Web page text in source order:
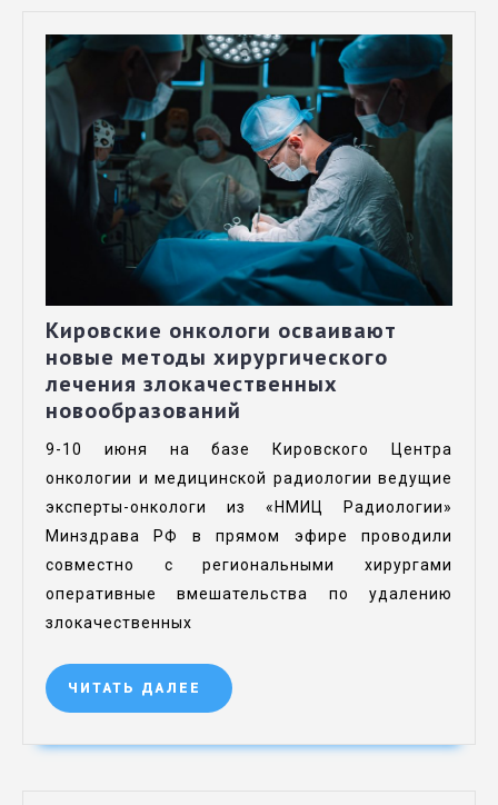
Кировские онкологи осваивают
новые методы хирургического
лечения злокачественных
новообразований
9-10 июня на базе Кировского Центра
онкологии и медицинской радиологии ведущие
эксперты-онкологи из «НМИЦ Радиологии»
Минздрава РФ в прямом эфире проводили
совместно с региональными хирургами
оперативные вмешательства по удалению
злокачественных
ЧИТАТЬ ДАЛЕЕ